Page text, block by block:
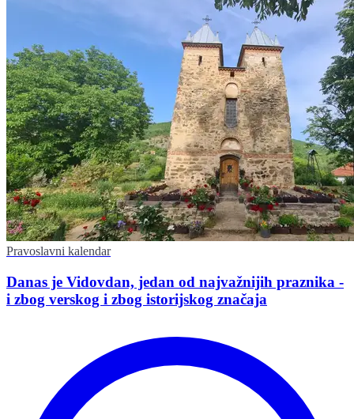
Pravoslavni kalendar
Danas je Vidovdan, jedan od najvažnijih praznika -
i zbog verskog i zbog istorijskog značaja